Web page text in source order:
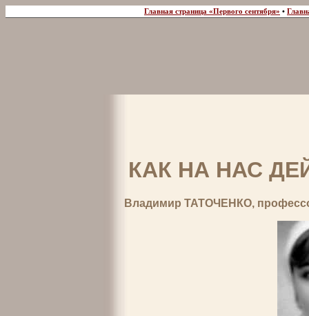
Главная страница «Первого сентября» •
КАК НА НАС
Владимир ТАТОЧЕНКО,